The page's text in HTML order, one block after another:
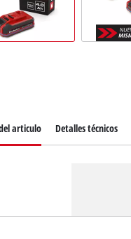
articulo Detalles técnicos